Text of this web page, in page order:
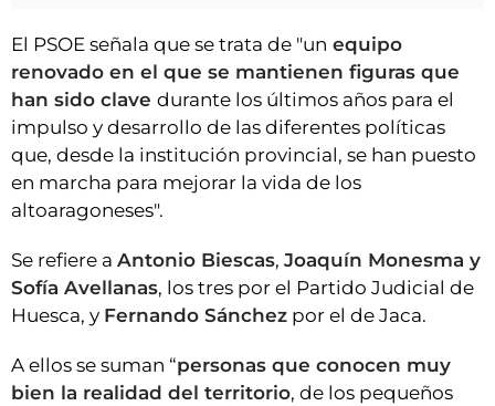
El PSOE señala que se trata de "un equipo
renovado en el que se mantienen figuras que
han sido clave durante los últimos años para el
impulso y desarrollo de las diferentes políticas
que, desde la institución provincial, se han puesto
en marcha para mejorar la vida de los
altoaragoneses".
Se refiere a Antonio Biescas, Joaquín Monesma y
Sofía Avellanas, los tres por el Partido Judicial de
Huesca, y Fernando Sánchez por el de Jaca.
A ellos se suman “personas que conocen muy
bien la realidad del territorio, de los pequeños